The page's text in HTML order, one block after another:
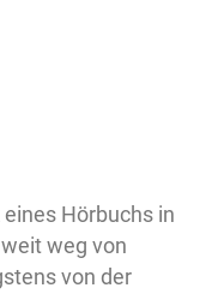
Hörbuchs in
weg von
von der